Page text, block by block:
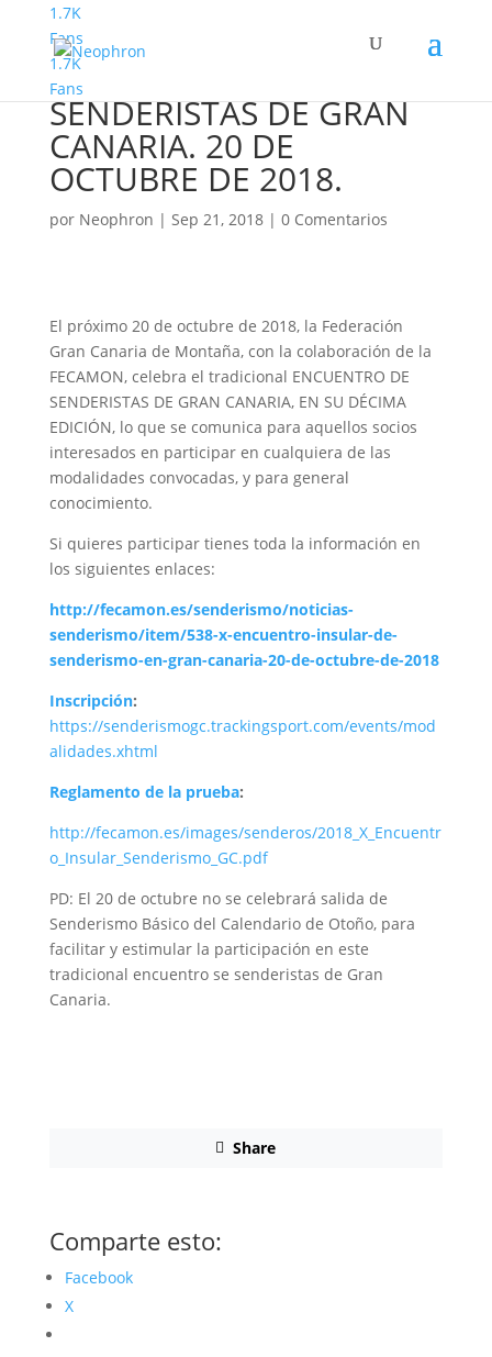
1.7K
Fans
1.7K
Fans
X ENCUENTRO DE
SENDERISTAS DE GRAN
CANARIA. 20 DE
OCTUBRE DE 2018.
por Neophron | Sep 21, 2018| 0 Comentarios
El próximo 20 de octubre de 2018, la Federación
Gran Canaria de Montaña, con la colaboración de la
FECAMON, celebra el tradicional ENCUENTRO DE
SENDERISTAS DE GRAN CANARIA, EN SU DÉCIMA
EDICIÓN, lo que se comunica para aquellos socios
interesados en participar en cualquiera de las
modalidades convocadas, y para general
conocimiento.
Si quieres participar tienes toda la información en
los siguientes enlaces:
http://fecamon.es/senderismo/noticias-
senderismo/item/538-x-encuentro-insular-de-
senderismo-en-gran-canaria-20-de-octubre-de-2018
Inscripción:
https://senderismogc.trackingsport.com/events/mod
alidades.xhtml
Reglamento de la prueba:
http://fecamon.es/images/senderos/2018_X_Encuentr
o_Insular_Senderismo_GC.pdf
PD: El 20 de octubre no se celebrará salida de
Senderismo Básico del Calendario de Otoño, para
facilitar y estimular la participación en este
tradicional encuentro se senderistas de Gran
Canaria.
Share
Comparte esto:
Facebook
X